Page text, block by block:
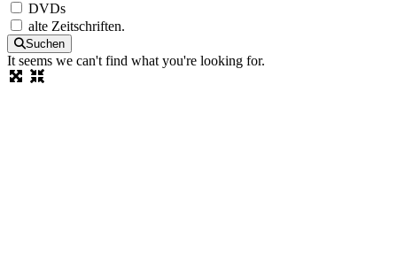
DVDs
alte Zeitschriften.
Suchen
It seems we can't find what you're looking for.